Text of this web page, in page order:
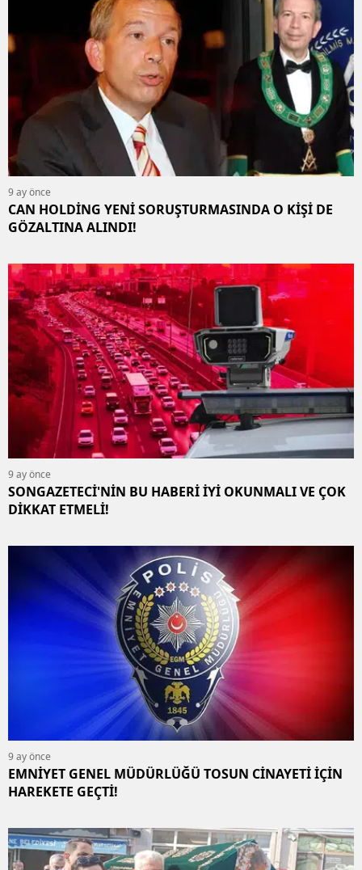
9 ay önce
CAN HOLDİNG YENİ SORUŞTURMASINDA O KİŞİ DE
GÖZALTINA ALINDI!
9 ay önce
SONGAZETECİ'NİN BU HABERİ İYİ OKUNMALI VE ÇOK
DİKKAT ETMELİ!
9 ay önce
EMNİYET GENEL MÜDÜRLÜĞÜ TOSUN CİNAYETİ İÇİN
HAREKETE GEÇTİ!